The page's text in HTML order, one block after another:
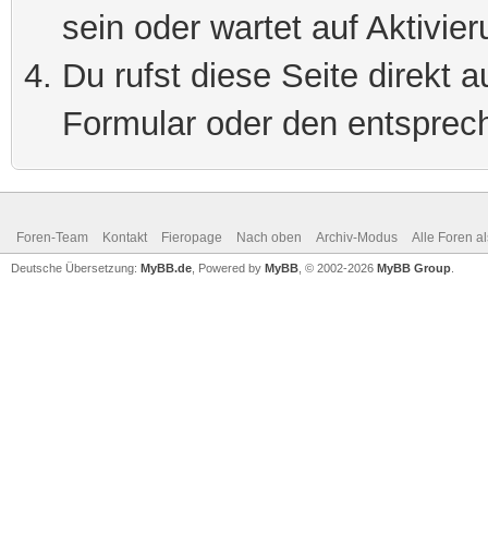
sein oder wartet auf
Du rufst diese Seite direkt
Formular oder den
Foren-Team Kontakt Fieropage Nach oben Archiv-Modus Alle Foren
Deutsche Übersetzung: MyBB.de , Powered by MyBB , © 2002-2026 MyBB Group